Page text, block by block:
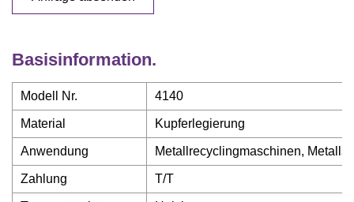
Basisinformation.
Modell Nr. 4140
Material Kupferlegierung
Anwendung Metallrecyclingmaschinen,
Zahlung T/T